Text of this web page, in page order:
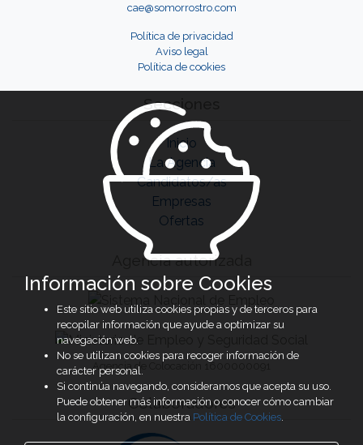
cae@somorrostro.com
Política de privacidad
Aviso legal
Política de cookies
Secciones
Inicio
La Agencia
Candidatos/as
Empresas
Ofertas
Agencia autorizada
Agencia de Colocación 1600000091
Colaboradores
Información sobre Cookies
Este sitio web utiliza cookies propias y de terceros para
recopilar información que ayude a optimizar su
navegación web.
No se utilizan cookies para recoger información de
carácter personal.
Si continúa navegando, consideramos que acepta su uso.
Puede obtener más información o conocer cómo cambiar
la configuración, en nuestra Política de Cookies.